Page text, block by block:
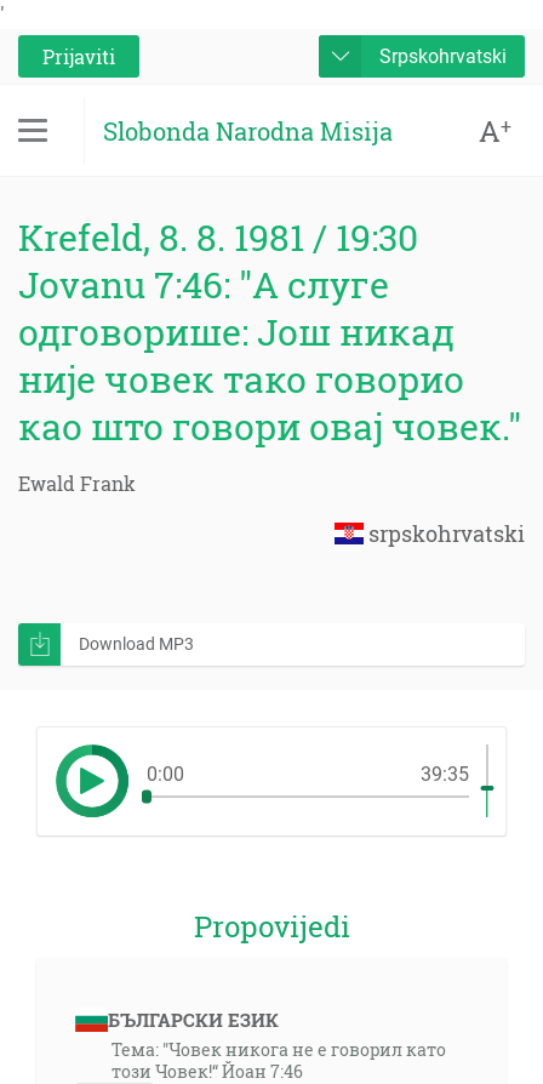
'
Prijaviti
Srpskohrvatski
Slobonda Narodna Misija A+
Krefeld, 8. 8. 1981 / 19:30
Jovanu 7:46: "А слуге
одговорише: Још никад
није човек тако говорио
као што говори овај човек."
Ewald Frank
srpskohrvatski
Download MP3
0:00 39:35
Propovijedi
БЪЛГАРСКИ ЕЗИК
Тема: "Човек никога не е говорил като
този Човек!“ Йоан 7:46